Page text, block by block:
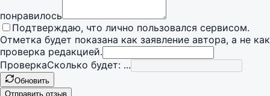
понравилось
Подтверждаю, что лично пользовался сервисом.
Отметка будет показана как заявление автора, а не как
проверка редакцией.
ПроверкаСколько будет: ...
Обновить
Отправить отзыв